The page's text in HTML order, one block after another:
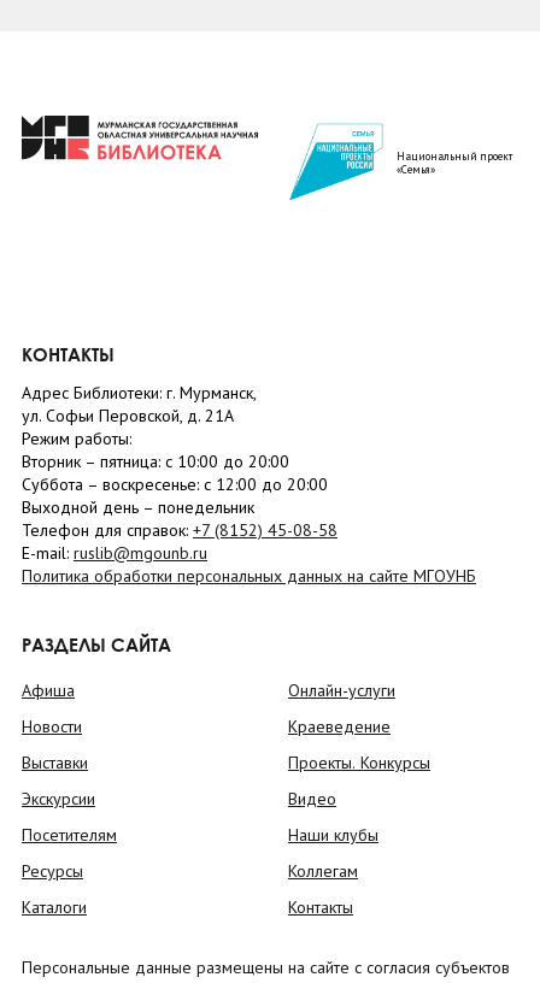
Национальный проект
«Семья»
КОНТАКТЫ
Адрес Библиотеки: г. Мурманск,
ул. Софьи Перовской, д. 21А
Режим работы:
Вторник – пятница: с 10:00 до 20:00
Суббота – воскресенье: c 12:00 до 20:00
Выходной день – понедельник
Телефон для справок: +7 (8152) 45-08-58
E-mail: ruslib@mgounb.ru
Политика обработки персональных данных на сайте МГОУНБ
РАЗДЕЛЫ САЙТА
Афиша
Новости
Выставки
Экскурсии
Посетителям
Ресурсы
Каталоги
Онлайн-услуги
Краеведение
Проекты. Конкурсы
Видео
Наши клубы
Коллегам
Контакты
Персональные данные размещены на сайте с согласия субъектов